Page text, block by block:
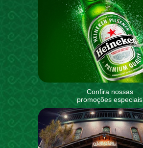
Confira nossas
promoções especiais